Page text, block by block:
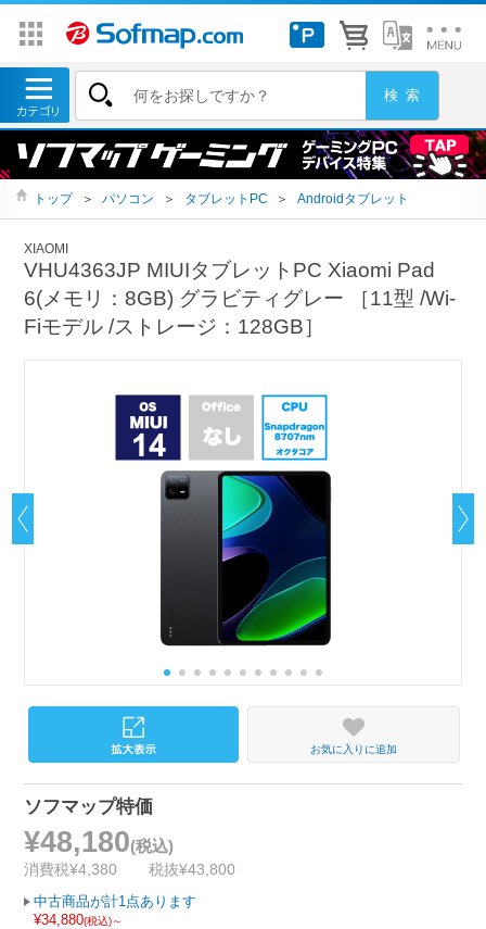
トップ ＞ パソコン ＞ タブレットPC ＞ Androidタブレット
XIAOMI
VHU4363JP MIUIタブレットPC Xiaomi Pad
6(メモリ：8GB) グラビティグレー ［11型 /Wi-
Fiモデル /ストレージ：128GB］
お気に入りに追加
ソフマップ特価
¥48,180(税込)
消費税¥4,380 税抜¥43,800
中古商品が計1点あります
¥34,880(税込)～